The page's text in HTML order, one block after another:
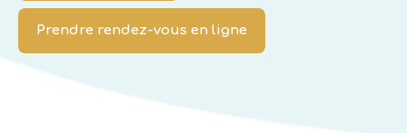
Prendre rendez-vous en ligne